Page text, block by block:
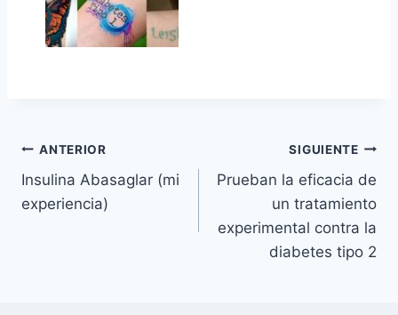
Navegación
de
ANTERIOR
Insulina Abasaglar (mi
experiencia)
SIGUIENTE
Prueban la eficacia de
un tratamiento
experimental contra la
diabetes tipo 2